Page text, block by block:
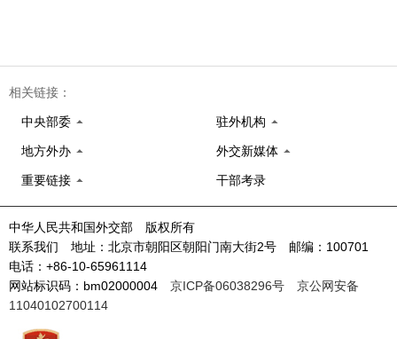
相关链接：
中央部委 驻外机构
地方外办 外交新媒体
重要链接 干部考录
中华人民共和国外交部 版权所有
联系我们 地址：北京市朝阳区朝阳门南大街2号 邮编：100701
电话：+86-10-65961114
网站标识码：bm02000004 京ICP备06038296号
京公网安备
11040102700114